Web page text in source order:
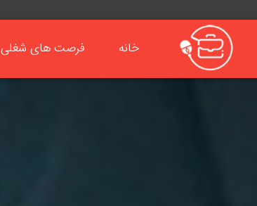
خانه فرصت های شغلی